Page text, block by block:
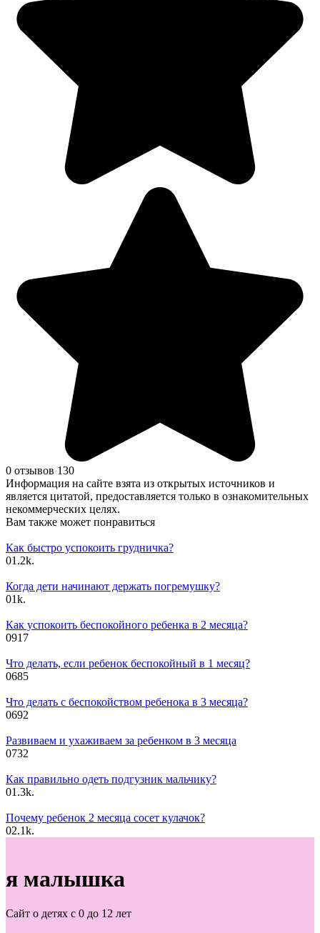
0 отзывов 130
Информация на сайте взята из открытых источников и
является цитатой, предоставляется только в ознакомительных
некоммерческих целях.
Вам также может понравиться
Как быстро успокоить грудничка?
01.2k.
Когда дети начинают держать погремушку?
01k.
Как успокоить беспокойного ребенка в 2 месяца?
0917
Что делать, если ребенок беспокойный в 1 месяц?
0685
Что делать с беспокойством ребенока в 3 месяца?
0692
Развиваем и ухаживаем за ребенком в 3 месяца
0732
Как правильно одеть подгузник мальчику?
01.3k.
Почему ребенок 2 месяца сосет кулачок?
02.1k.
я малышка
Сайт о детях с 0 до 12 лет